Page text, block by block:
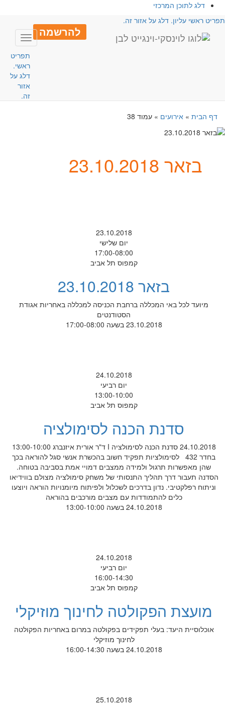
דלג לתוכן המרכזי
ראשי עליון. דלג על אזור זה.
להרשמה
Toggle
תפריט
ראשי.
דלג על
אזור
זה.
דף הבית» אירועים» עמוד 38
בזאר 23.10.2018
23.10.2018
יום שלישי
17:00-08:00
קמפוס תל אביב
בזאר 23.10.2018
מיועד לכל באי המכללה ברחבת הכניסה למכללה באחריות אגודת
הסטודנטים
23.10.2018 בשעה 17:00-08:00
24.10.2018
יום רביעי
13:00-10:00
קמפוס תל אביב
סדנת הכנה לסימולציה
24.10.2018 סדנת הכנה לסימולציה I ד"ר אורית איזנברג 13:00-10:00
בחדר 432 לסימולציות תפקיד חשוב בהכשרת אנשי סגל להוראה בכך
שהן מאפשרות תרגול ולמידה ממצבים דמויי אמת בסביבה בטוחה.
הסדנה תעבור דרך תהליך התנסותי של משחק סימולציה מצולם בווידיאו
וניתוח רפלקטיבי. נדון בדרכים לשכלול ולפיתוח מיומנויות הוראה ויוצעו
כלים להתמודדות עם מצבים מורכבים בהוראה
24.10.2018 בשעה 13:00-10:00
24.10.2018
יום רביעי
16:00-14:30
קמפוס תל אביב
מועצת הפקולטה לחינוך מוזיקלי
אוכלוסיית היעד: בעלי תפקידים בפקולטה במרום באחריות הפקולטה
לחינוך מוזיקלי
24.10.2018 בשעה 16:00-14:30
25.10.2018